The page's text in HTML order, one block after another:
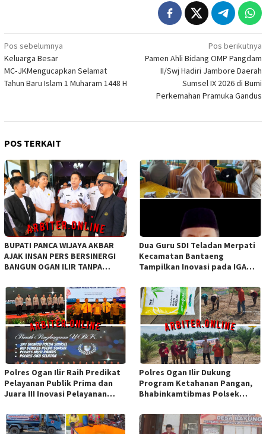
Navigasi
pos
Pos sebelumnya
Keluarga Besar
MC‑JKMengucapkan Selamat
Tahun Baru Islam 1 Muharam 1448 H
Pos berikutnya
Pamen Ahli Bidang OMP Pangdam
II/Swj Hadiri Jambore Daerah
Sumsel IX 2026 di Bumi
Perkemahan Pramuka Gandus
POS TERKAIT
BUPATI PANCA WIJAYA AKBAR
AJAK INSAN PERS BERSINERGI
BANGUN OGAN ILIR TANPA
Dua Guru SDI Teladan Merpati
Kecamatan Bantaeng
Tampilkan Inovasi pada IGA
Sulawesi
Polres Ogan Ilir Raih Predikat
Pelayanan Publik Prima dan
Juara III Inovasi Pelayanan
Polres Ogan Ilir Dukung
Program Ketahanan Pangan,
Bhabinkamtibmas Polsek
Jagung Pipil di Desa Sungai
Rambutan